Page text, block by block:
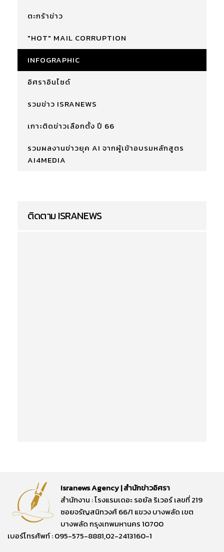
ตะกร้าข่าว
"HOT" MAIL CORRUPTION
INFOGRAPHIC
อิศราอินไซด์
รวมข่าว ISRANEWS
เกาะติดข่าวเลือกตั้ง ปี 66
รวมผลงานข่าวยุค AI จากผู้เข้าอบรมหลักสูตร
AI4MEDIA
ติดตาม ISRANEWS
Isranews Agency | สำนักข่าวอิศรา
สำนักงาน : โรงแรมเดอะ รอยัล ริเวอร์ เลขที่ 219
ซอยจรัญสนิทวงศ์ 66/1 แขวง บางพลัด เขต
บางพลัด กรุงเทพมหานคร 10700
เบอร์โทรศัพท์ : 095-575-8881,02-2413160-1